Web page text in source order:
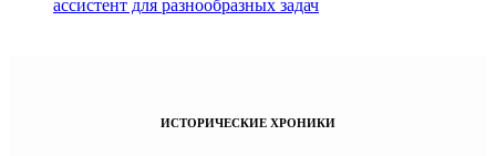
ассистент для разнообразных задач
ИСТОРИЧЕСКИЕ ХРОНИКИ